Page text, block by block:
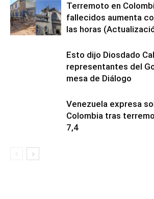
Terremoto en
fallecidos aumenta
las horas
Esto dijo Diosdado
representantes del
mesa de Diálogo
Venezuela expresa
Colombia tras
7,4